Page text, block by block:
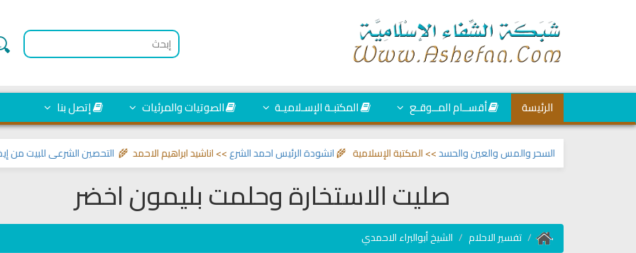
الرئيسة أقســام المــوقـع المكتبـة الإسـلاميـة الصوتيات والمرئيات إتصل بنا
التحصين الشرعي للبيت من انشودة الرئيس احمد الشرع>> اناشيد ابراهيم الاحمد 🌾 من السحر والمس والعين والحسد>> المكتبة الإسلامية 🌾
صليت الاستخارة وحلمت بليمون اخضر
تفسير الاحلام الشيخ أبوالبراء الاحمدي